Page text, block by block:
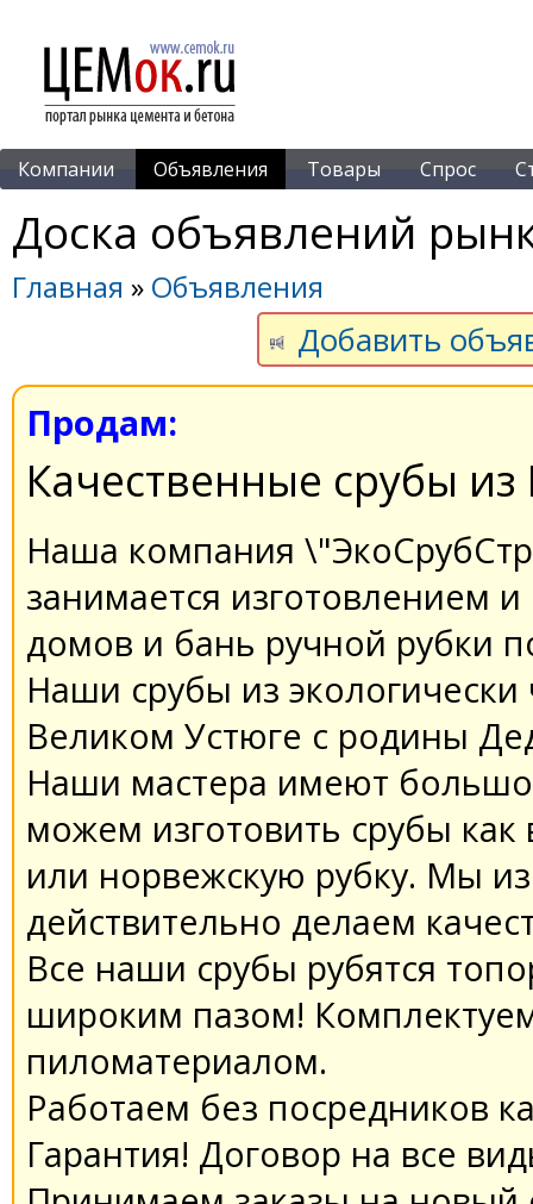
Компании Объявления Товары Спрос
Доска объявлений
Главная » Объявления
Добавить
Продам:
Качественные срубы из
Наша компания
занимается изготовлением
домов и бань ручной рубки
Наши срубы из
Великом Устюге с родины
Наши мастера имеют
можем изготовить срубы как
или норвежскую рубку. Мы
действительно делаем
Все наши срубы рубятся
широким пазом!
пиломатериалом.
Работаем без посредников
Гарантия! Договор на все